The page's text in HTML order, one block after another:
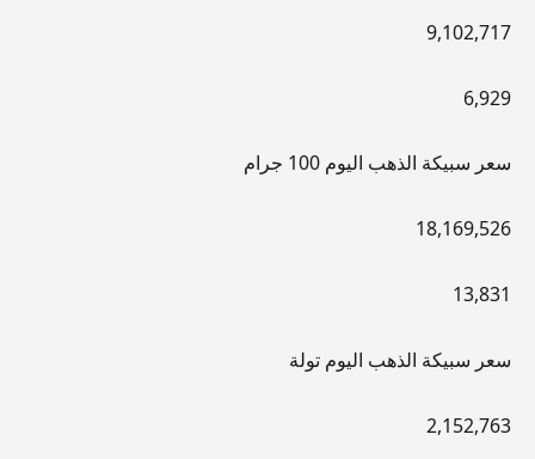
9,102,717
6,929
سعر سبيكة الذهب اليوم 100 جرام
18,169,526
13,831
سعر سبيكة الذهب اليوم تولة
2,152,763